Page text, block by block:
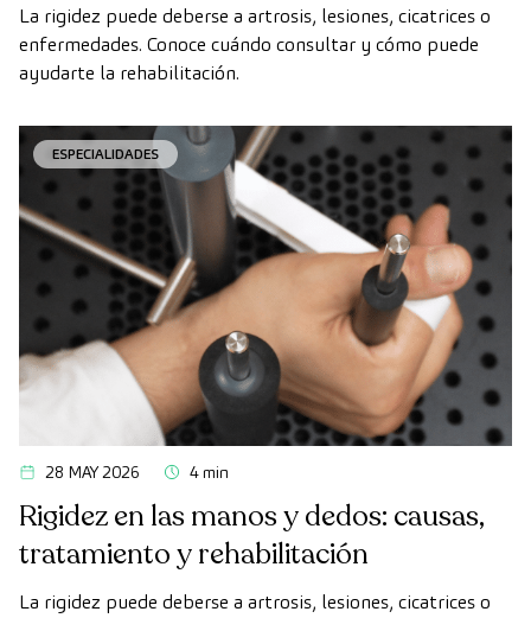
La rigidez puede deberse a artrosis, lesiones, cicatrices o
enfermedades. Conoce cuándo consultar y cómo puede
ayudarte la rehabilitación.
ESPECIALIDADES
28 MAY 2026 4 min
Rigidez en las manos y dedos: causas,
tratamiento y rehabilitación
La rigidez puede deberse a artrosis, lesiones, cicatrices o